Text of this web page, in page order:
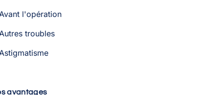
l'opération
troubles
avantages